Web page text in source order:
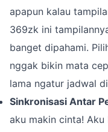
apapun kalau
369zk ini
banget dipahami.
nggak bikin mata
lama ngatur jadwal
Sinkronisasi Antar
aku makin cinta!